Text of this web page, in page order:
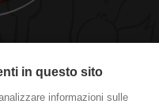
in questo sito
informazioni sulle